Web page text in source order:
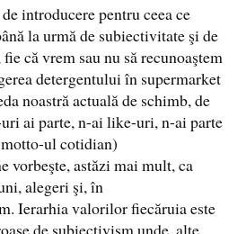
introducere pentru ceea ce
la urmă de subiectivitate şi de
că vrem sau nu să recunoaştem
detergentului în supermarket
noastră actuală de schimb, de
ai parte, n-ai like-uri, n-ai parte
ul cotidian)
vorbeşte, astăzi mai mult, ca
alegeri şi, în
Ierarhia valorilor fiecăruia este
de subiectivism unde, alte